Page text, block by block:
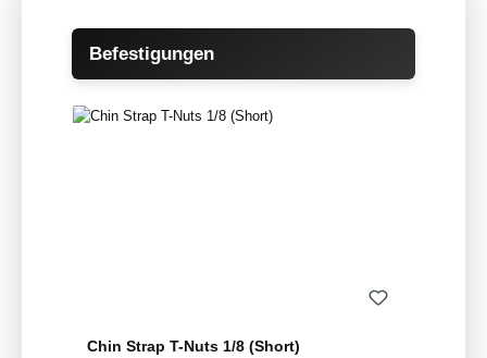
Produktgalerie überspringen
Befestigungen
Chin Strap T-Nuts 1/8 (Short)